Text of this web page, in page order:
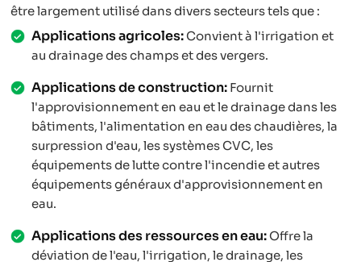
être largement utilisé dans divers secteurs tels que :
Applications agricoles:Convient à l'irrigation et
au drainage des champs et des vergers.
Applications de construction: Fournit
l'approvisionnement en eau et le drainage dans les
bâtiments, l'alimentation en eau des chaudières, la
surpression d'eau, les systèmes CVC, les
équipements de lutte contre l'incendie et autres
équipements généraux d'approvisionnement en
eau.
Applications des ressources en eau:Offre la
déviation de l'eau, l'irrigation, le drainage, les